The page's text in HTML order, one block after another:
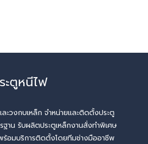
ะตูหนีไฟ
ะวงกบเหล็ก จำหน่ายและติดตั้งประตู
ฐาน รับผลิตประตูเหล็กงานสั่งทำพิเศษ
ร้อมบริการติดตั้งโดยทีมช่างมืออาชีพ